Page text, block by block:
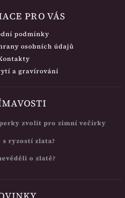
PRO VÁS
podmínky
osobních údajů
a gravírování
zvolit pro zimní večírky
s ryzostí zlata?
o zlatě?